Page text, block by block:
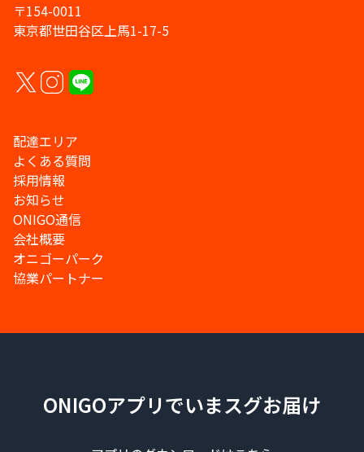
〒154-0011
東京都世田谷区上馬1-17-5
配達エリア
よくある質問
採用情報
お知らせ
ONIGO通信
会社概要
オニゴーパーク
協業パートナー
ONIGOアプリでいまスグお届け